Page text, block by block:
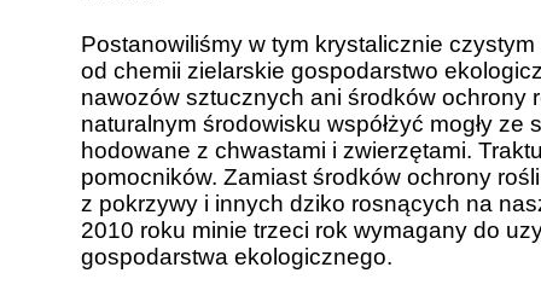
Postanowiliśmy w tym krystalicznie
od chemii zielarskie gospodarstwo
nawozów sztucznych ani środków ochrony
naturalnym środowisku współżyć mogły ze
hodowane z chwastami i zwierzętami.
pomocników. Zamiast środków ochrony
z pokrzywy i innych dziko rosnących na
2010 roku minie trzeci rok wymagany do
gospodarstwa ekologicznego.